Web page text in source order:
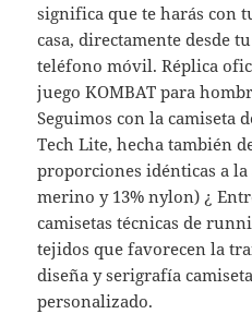
significa que te harás con
casa, directamente desde
teléfono móvil. Réplica
juego KOMBAT para
Seguimos con la camiseta
Tech Lite, hecha también
proporciones idénticas a
merino y 13% nylon) ¿
camisetas técnicas de
tejidos que favorecen la
diseña y serigrafía
personalizado.